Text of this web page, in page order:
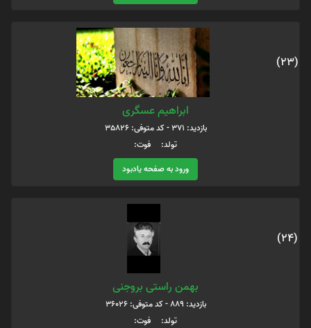
(23)
ابراهیم عسگری
بازدید: 371 - کد متوفی: 35826
تولد: فوت:
ورود به صفحه یادبود
(24)
بهمن راستی بروجنی
بازدید: 889 - کد متوفی: 36026
تولد: فوت: